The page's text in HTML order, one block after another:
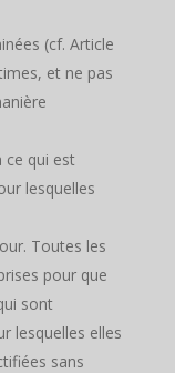
(cf. Article
et ne pas
ce qui est
lesquelles
Toutes les
pour que
sont
lesquelles elles
sans